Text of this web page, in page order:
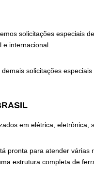
solicitações especiais
internacional.
solicitações
em elétrica,
pronta para atender
estrutura completa de